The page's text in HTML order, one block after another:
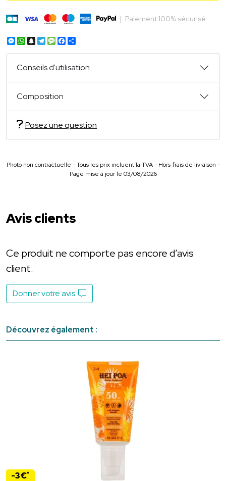
| Paiement 100% sécurisé
Messenger
WhatsApp
Snapchat
Telegram
Message
Facebook
Conseils d'utilisation
Composition
Posez une question
Photo non contractuelle - Tous les prix incluent la TVA - Hors frais de livraison -
Page mise à jour le 03/08/2026
Avis clients
Ce produit ne comporte pas encore d’avis
client.
Donner votre avis
Découvrez également :
-3€*